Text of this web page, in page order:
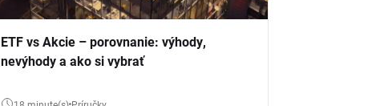
ETF vs Akcie – porovnanie: výhody,
nevýhody a ako si vybrať